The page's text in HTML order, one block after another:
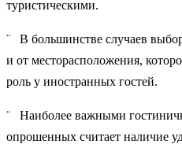
туристическими.
¨ В большинстве случаев
и от месторасположения,
роль у иностранных гостей.
¨ Наиболее важными
опрошенных считает наличие